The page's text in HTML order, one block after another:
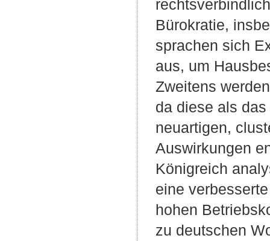
Bürokratie,
sprachen sich
aus, um
Zweitens
da diese als
neuartigen,
Auswirkungen
Königreich
eine
hohen
zu deutschen